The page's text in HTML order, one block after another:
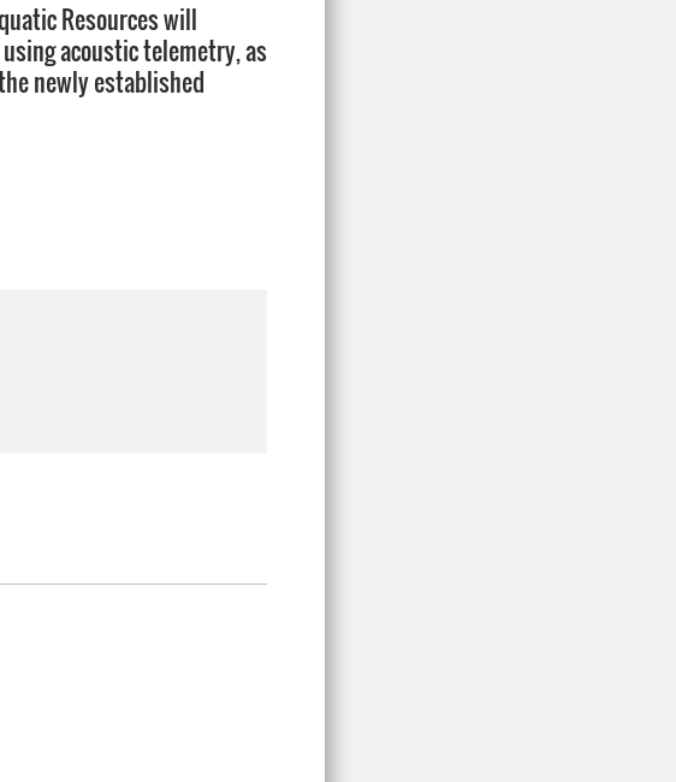
Resources will
acoustic telemetry, as
newly established